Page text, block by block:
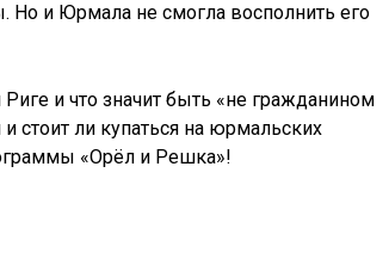
Но и Юрмала не смогла восполнить его
и что значит быть «не гражданином
стоит ли купаться на юрмальских
«Орёл и Решка»!